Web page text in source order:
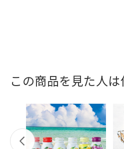
この商品を見た人は